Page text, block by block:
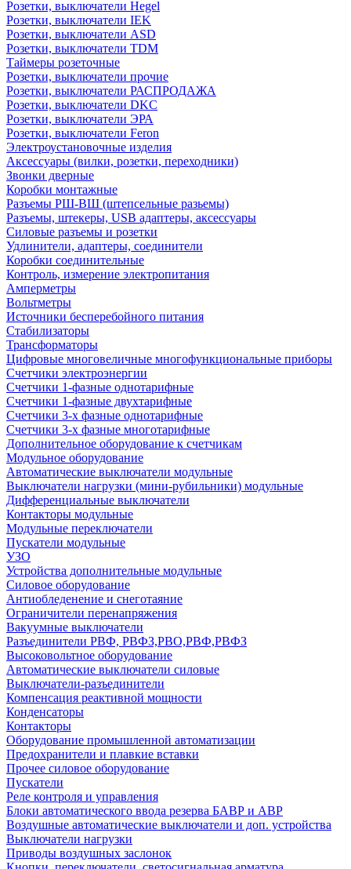
Розетки, выключатели Hegel
Розетки, выключатели IEK
Розетки, выключатели ASD
Розетки, выключатели TDM
Таймеры розеточные
Розетки, выключатели прочие
Розетки, выключатели РАСПРОДАЖА
Розетки, выключатели DKC
Розетки, выключатели ЭРА
Розетки, выключатели Feron
Электроустановочные изделия
Аксессуары (вилки, розетки, переходники)
Звонки дверные
Коробки монтажные
Разъемы РШ-ВШ (штепсельные разьемы)
Разъемы, штекеры, USB адаптеры, аксессуары
Силовые разъемы и розетки
Удлинители, адаптеры, соединители
Коробки соединительные
Контроль, измерение электропитания
Амперметры
Вольтметры
Источники бесперебойного питания
Стабилизаторы
Трансформаторы
Цифровые многовеличные многофункциональные приборы
Счетчики электроэнергии
Счетчики 1-фазные однотарифные
Счетчики 1-фазные двухтарифные
Счетчики 3-х фазные однотарифные
Счетчики 3-х фазные многотарифные
Дополнительное оборудование к счетчикам
Модульное оборудование
Автоматические выключатели модульные
Выключатели нагрузки (мини-рубильники) модульные
Дифференциальные выключатели
Контакторы модульные
Модульные переключатели
Пускатели модульные
УЗО
Устройства дополнительные модульные
Силовое оборудование
Антиобледенение и снеготаяние
Ограничители перенапряжения
Вакуумные выключатели
Разъединители РВФ, РВФЗ,РВО,РВФ,РВФЗ
Высоковольтное оборудование
Автоматические выключатели cиловые
Выключатели-разъединители
Компенсация реактивной мощности
Конденсаторы
Контакторы
Оборудование промышленной автоматизации
Предохранители и плавкие вставки
Прочее силовое оборудование
Пускатели
Реле контроля и управления
Блоки автоматического ввода резерва БАВР и АВР
Воздушные автоматические выключатели и доп. устройства
Выключатели нагрузки
Приводы воздушных заслонок